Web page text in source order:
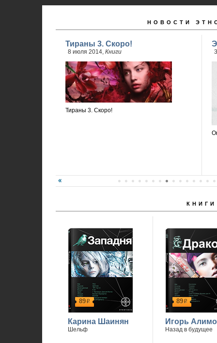
НОВОСТИ
Тираны 3. Скоро!
8 июля 2014, Книги
Тираны 3. Скоро!
КНИГИ
89р
Карина Шаинян
Шельф
89р
Игорь
Назад в будущее